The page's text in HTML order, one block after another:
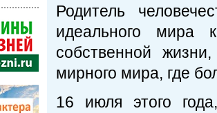
Родитель
идеального мира
собственной
мирного мира, где
16 июля этого